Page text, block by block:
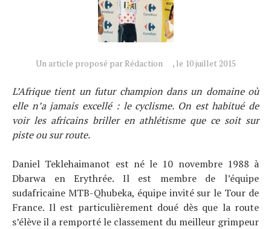
Un article proposé par Rédaction , le 10 juillet 2015
L’Afrique tient un futur champion dans un domaine où
elle n’a jamais excellé : le cyclisme. On est habitué de
voir les africains briller en athlétisme que ce soit sur
piste ou sur route.
Daniel Teklehaimanot est né le 10 novembre 1988 à
Dbarwa en Erythrée. Il est membre de l’équipe
sudafricaine MTB-Qhubeka, équipe invité sur le Tour de
France. Il est particulièrement doué dès que la route
s’élève il a remporté le classement du meilleur grimpeur
Actualités
Tests de produits
Conseils
Tendances
Tous nos articles
À propos